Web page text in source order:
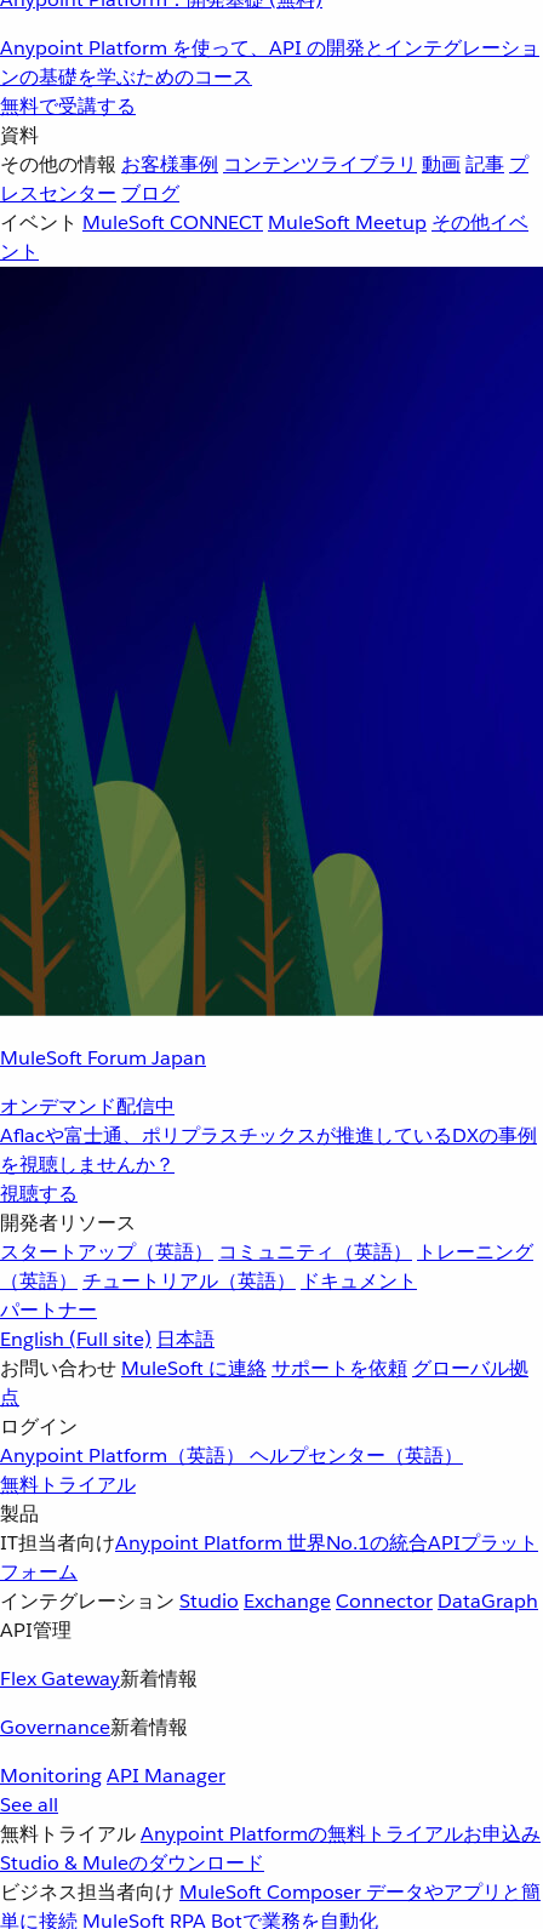
Anypoint Platform を使って、API の開発とインテグレーショ
ンの基礎を学ぶためのコース
無料で受講する
資料
その他の情報 お客様事例 コンテンツライブラリ 動画記事 プ
レスセンター ブログ
イベント MuleSoft CONNECT MuleSoft Meetup その他イベ
ント
MuleSoft Forum Japan
オンデマンド配信中
Aflacや富士通、ポリプラスチックスが推進しているDXの事例
を視聴しませんか？
視聴する
開発者リソース
スタートアップ（英語）
コミュニティ（英語）
トレーニング
（英語）
チュートリアル（英語）
ドキュメント
パートナー
English (Full site) 日本語
お問い合わせ MuleSoft に連絡サポートを依頼 グローバル拠
点
ログイン
Anypoint Platform（英語） ヘルプセンター（英語）
無料トライアル
製品
IT担当者向けAnypoint Platform 世界No.1の統合APIプラット
フォーム
インテグレーション Studio ExchangeConnector DataGraph
API管理
Flex Gateway新着情報
Governance新着情報
MonitoringAPI Manager
See all
無料トライアルAnypoint Platformの無料トライアルお申込み
Studio & Muleのダウンロード
ビジネス担当者向け MuleSoft Composer データやアプリと簡
単に接続 MuleSoft RPA Botで業務を自動化